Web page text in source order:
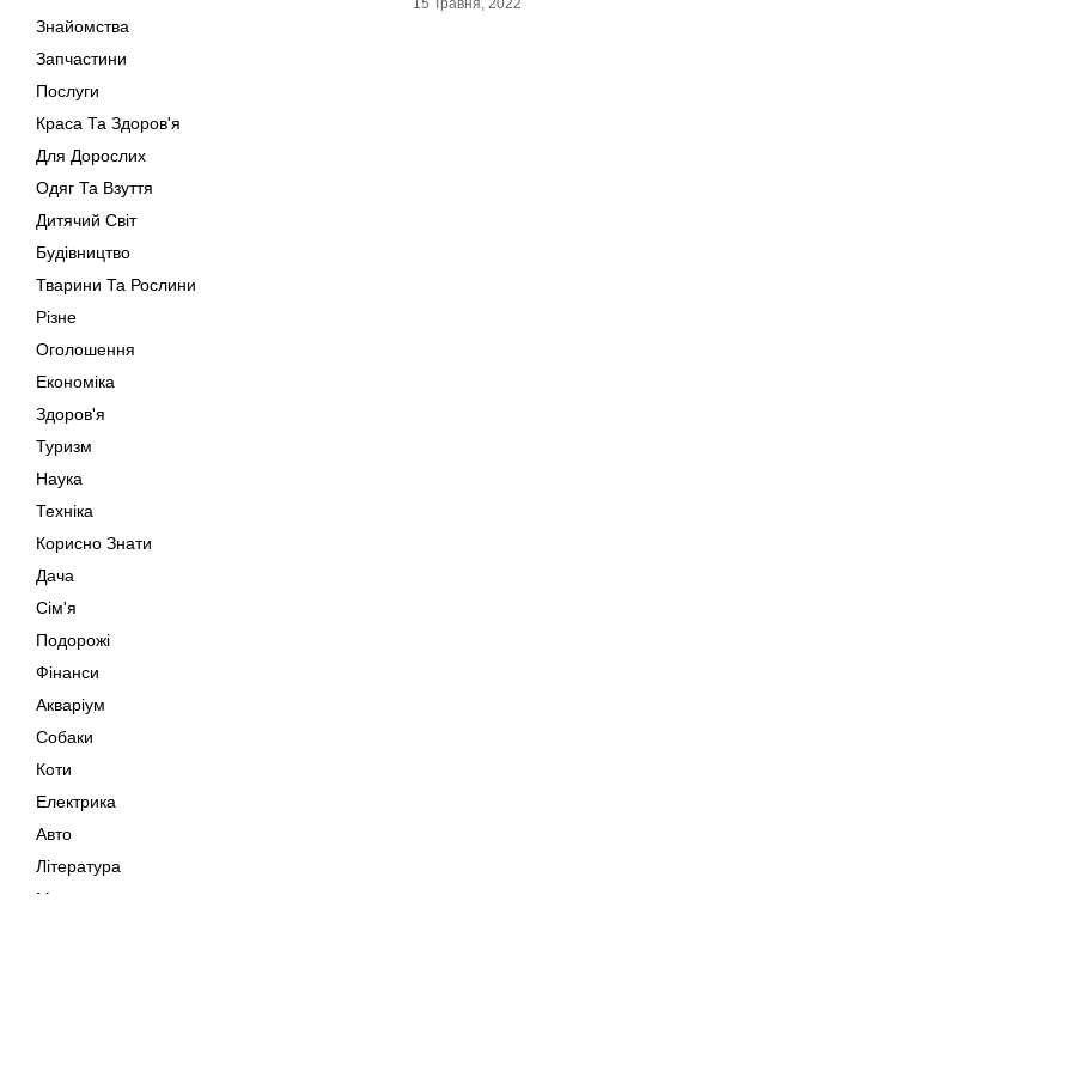
Знайомства
Запчастини
Послуги
Краса Та Здоров'я
Для Дорослих
Одяг Та Взуття
Дитячий Світ
Будівництво
Тварини Та Рослини
Різне
Оголошення
Економіка
Здоров'я
Туризм
Наука
Техніка
Корисно Знати
Дача
Сім'я
Подорожі
Фінанси
Акваріум
Собаки
Коти
Електрика
Авто
Література
Музика
15 Травня, 2022